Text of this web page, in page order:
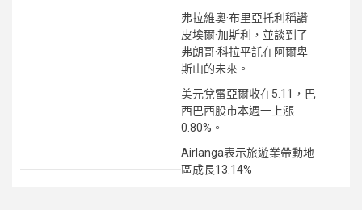
弗拉維奧·布里亞托利稱讚
皮埃爾·加斯利，並談到了
弗朗哥·科拉平託在阿爾卑
斯山的未來。
美元兌雷亞爾收在5.11，巴
西巴西股市本週一上漲
0.80%。
Airlanga表示旅遊業帶動地
區成長13.14%